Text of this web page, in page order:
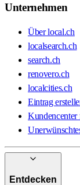
Unternehmen
Über local.ch
localsearch.ch
search.ch
renovero.ch
localcities.ch
Eintrag
Kundencenter
Entdecken